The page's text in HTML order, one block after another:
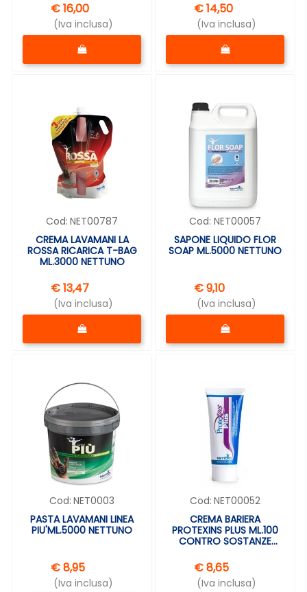
€ 16,00
(Iva inclusa)
Quantità
€ 14,50
(Iva inclusa)
Quantità
Cod: NET00787
CREMA LAVAMANI LA
ROSSA RICARICA T-BAG
ML.3000 NETTUNO
€ 13,47
(Iva inclusa)
Quantità
Cod: NET00057
SAPONE LIQUIDO FLOR
SOAP ML.5000 NETTUNO
€ 9,10
(Iva inclusa)
Quantità
Cod: NET0003
PASTA LAVAMANI LINEA
PIU'ML.5000 NETTUNO
€ 8,95
(Iva inclusa)
Cod: NET00052
CREMA BARIERA
PROTEXINS PLUS ML.100
CONTRO SOSTANZE
€ 8,65
(Iva inclusa)